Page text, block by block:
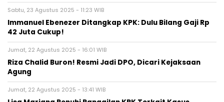
Sabtu, 23 Agustus 2025 - 11:23 WIB
Immanuel Ebenezer Ditangkap KPK: Dulu Bilang Gaji Rp
42 Juta Cukup!
Jumat, 22 Agustus 2025 - 16:01 WIB
Riza Chalid Buron! Resmi Jadi DPO, Dicari Kejaksaan
Agung
Jumat, 22 Agustus 2025 - 13:41 WIB